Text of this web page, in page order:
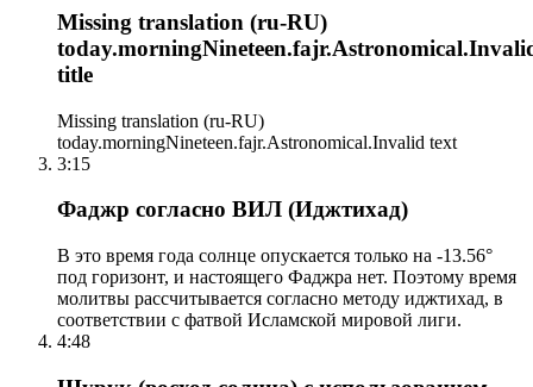
Missing translation (ru-RU)
title
Missing translation (ru-RU)
today.morningNineteen.fajr.Astronomical.Invalid text
3:15
Фаджр согласно ВИЛ (Иджтихад)
В это время года солнце опускается только на -13.56°
под горизонт, и настоящего Фаджра нет. Поэтому время
молитвы рассчитывается согласно методу иджтихад, в
соответствии с фатвой Исламской мировой лиги.
4:48